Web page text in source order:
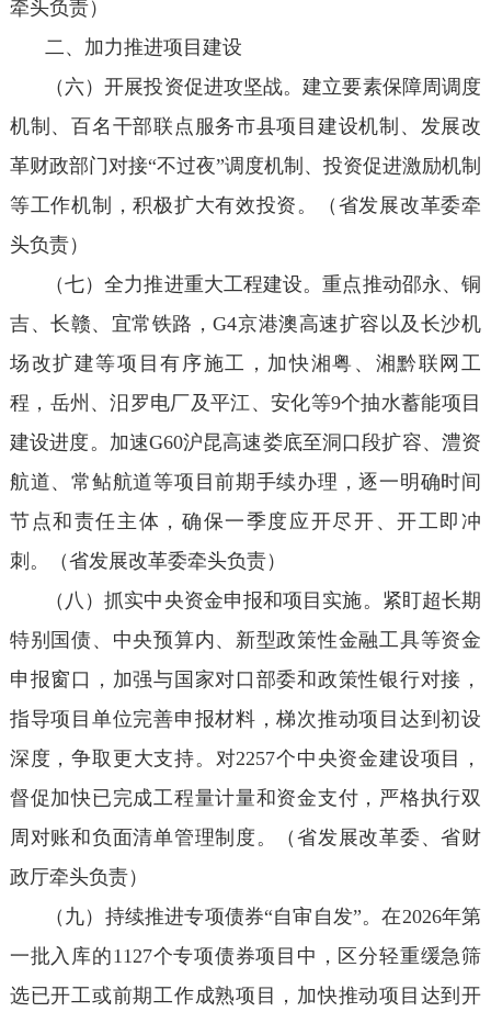
牵头负责）
二、加力推进项目建设
（六）开展投资促进攻坚战。建立要素保障周调度
机制、百名干部联点服务市县项目建设机制、发展改
革财政部门对接“不过夜”调度机制、投资促进激励机制
等工作机制，积极扩大有效投资。（省发展改革委牵
头负责）
（七）全力推进重大工程建设。重点推动邵永、铜
吉、长赣、宜常铁路，G4京港澳高速扩容以及长沙机
场改扩建等项目有序施工，加快湘粤、湘黔联网工
程，岳州、汨罗电厂及平江、安化等9个抽水蓄能项目
建设进度。加速G60沪昆高速娄底至洞口段扩容、澧资
航道、常鲇航道等项目前期手续办理，逐一明确时间
节点和责任主体，确保一季度应开尽开、开工即冲
刺。（省发展改革委牵头负责）
（八）抓实中央资金申报和项目实施。紧盯超长期
特别国债、中央预算内、新型政策性金融工具等资金
申报窗口，加强与国家对口部委和政策性银行对接，
指导项目单位完善申报材料，梯次推动项目达到初设
深度，争取更大支持。对2257个中央资金建设项目，
督促加快已完成工程量计量和资金支付，严格执行双
周对账和负面清单管理制度。（省发展改革委、省财
政厅牵头负责）
（九）持续推进专项债券“自审自发”。在2026年第
一批入库的1127个专项债券项目中，区分轻重缓急筛
选已开工或前期工作成熟项目，加快推动项目达到开